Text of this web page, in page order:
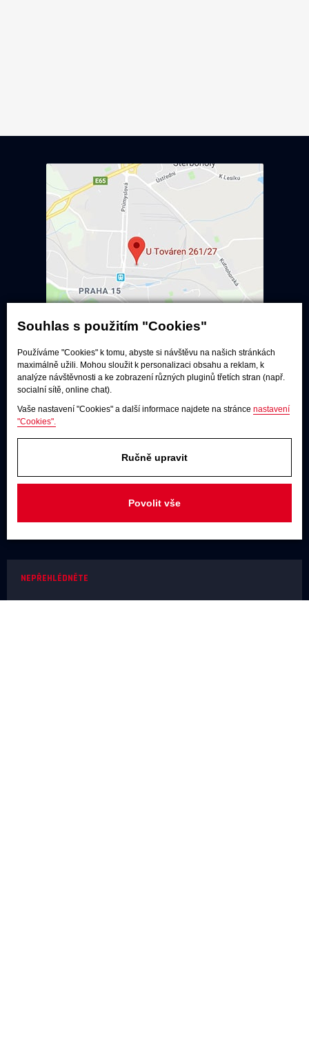
Souhlas s použitím "Cookies"
Používáme "Cookies" k tomu, abyste si návštěvu na našich stránkách
maximálně užili. Mohou sloužit k personalizaci obsahu a reklam, k
analýze návštěvnosti a ke zobrazení různých pluginů třetích stran (např.
socialní sítě, online chat).
Vaše nastavení "Cookies" a další informace najdete na stránce nastavení
"Cookies".
Ručně upravit
Povolit vše
Poslechové studio
Po - pá:
9:00 - 12:00 / 13:00 - 17:00
So:
U Továren 261/27, 102 00 Praha 10,
JAKÝKOLIV DOTAZ
+420 731 488 859 (9:00 - 17:00)
info@rodel-audio.cz
NEPŘEHLÉDNĚTE
Naše realizace